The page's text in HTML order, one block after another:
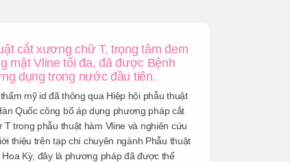
cắt xương chữ T, trọng tâm đem
mặt Vline tối đa, đã được Bệnh
dụng trong nước đầu tiên.
mỹ id đã thông qua Hiệp hội phẫu thuật
Quốc công bố áp dụng phương pháp cắt
T trong phẫu thuật hàm Vline và nghiên cứu
thiệu trên tạp chí chuyên ngành Phẫu thuật
Hoa Kỳ, đây là phương pháp đã được thế